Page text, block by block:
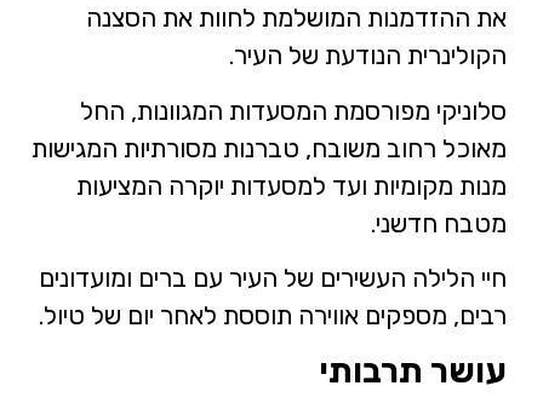
את ההזדמנות המושלמת לחוות את הסצנה
הקולינרית הנודעת של העיר.
סלוניקי מפורסמת המסעדות המגוונות, החל
מאוכל רחוב משובח, טברנות מסורתיות המגישות
מנות מקומיות ועד למסעדות יוקרה המציעות
מטבח חדשני.
חיי הלילה העשירים של העיר עם ברים ומועדונים
רבים, מספקים אווירה תוססת לאחר יום של טיול.
עושר תרבותי